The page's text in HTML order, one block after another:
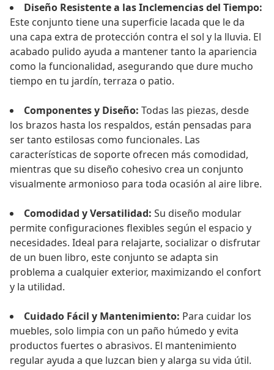
Diseño Resistente a las Inclemencias del Tiempo:
Este conjunto tiene una superficie lacada que le da
una capa extra de protección contra el sol y la lluvia. El
acabado pulido ayuda a mantener tanto la apariencia
como la funcionalidad, asegurando que dure mucho
tiempo en tu jardín, terraza o patio.
Componentes y Diseño: Todas las piezas, desde
los brazos hasta los respaldos, están pensadas para
ser tanto estilosas como funcionales. Las
características de soporte ofrecen más comodidad,
mientras que su diseño cohesivo crea un conjunto
visualmente armonioso para toda ocasión al aire libre.
Comodidad y Versatilidad: Su diseño modular
permite configuraciones flexibles según el espacio y
necesidades. Ideal para relajarte, socializar o disfrutar
de un buen libro, este conjunto se adapta sin
problema a cualquier exterior, maximizando el confort
y la utilidad.
Cuidado Fácil y Mantenimiento: Para cuidar los
muebles, solo limpia con un paño húmedo y evita
productos fuertes o abrasivos. El mantenimiento
regular ayuda a que luzcan bien y alarga su vida útil.